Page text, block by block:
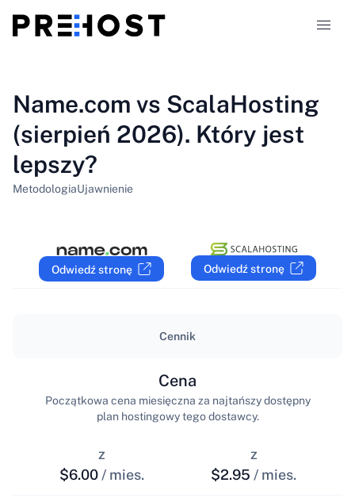
Porównania
Kupony 319
PL
Name.com vs ScalaHosting
(sierpień 2026). Który jest
lepszy?
MetodologiaUjawnienie
Odwiedź stronę Odwiedź stronę
Cennik
z
$6.00 / mies.
Cena
Początkowa cena miesięczna za najtańszy dostępny
plan hostingowy tego dostawcy.
z
$2.95 / mies.